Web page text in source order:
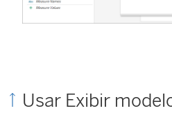
Usar Exibir